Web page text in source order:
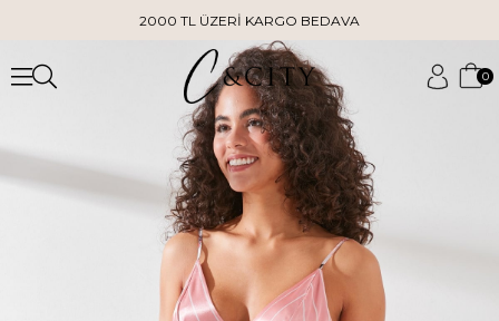
2000 TL ÜZERİ KARGO BEDAVA
0